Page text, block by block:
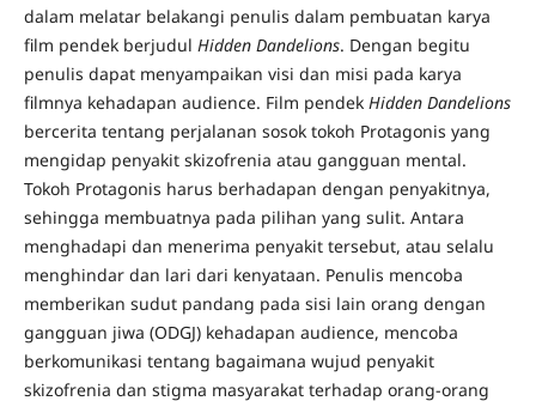
dalam melatar belakangi penulis dalam pembuatan karya
film pendek berjudul Hidden Dandelions. Dengan begitu
penulis dapat menyampaikan visi dan misi pada karya
filmnya kehadapan audience. Film pendek Hidden Dandelions
bercerita tentang perjalanan sosok tokoh Protagonis yang
mengidap penyakit skizofrenia atau gangguan mental.
Tokoh Protagonis harus berhadapan dengan penyakitnya,
sehingga membuatnya pada pilihan yang sulit. Antara
menghadapi dan menerima penyakit tersebut, atau selalu
menghindar dan lari dari kenyataan. Penulis mencoba
memberikan sudut pandang pada sisi lain orang dengan
gangguan jiwa (ODGJ) kehadapan audience, mencoba
berkomunikasi tentang bagaimana wujud penyakit
skizofrenia dan stigma masyarakat terhadap orang-orang